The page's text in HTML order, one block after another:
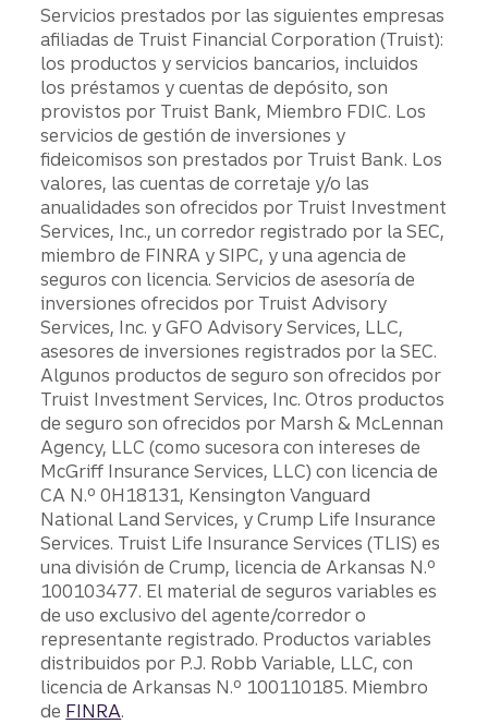
Servicios prestados por las siguientes empresas
afiliadas de Truist Financial Corporation (Truist):
los productos y servicios bancarios, incluidos
los préstamos y cuentas de depósito, son
provistos por Truist Bank, Miembro FDIC. Los
servicios de gestión de inversiones y
fideicomisos son prestados por Truist Bank. Los
valores, las cuentas de corretaje y/o las
anualidades son ofrecidos por Truist Investment
Services, Inc., un corredor registrado por la SEC,
miembro de FINRA y SIPC, y una agencia de
seguros con licencia. Servicios de asesoría de
inversiones ofrecidos por Truist Advisory
Services, Inc. y GFO Advisory Services, LLC,
asesores de inversiones registrados por la SEC.
Algunos productos de seguro son ofrecidos por
Truist Investment Services, Inc. Otros productos
de seguro son ofrecidos por Marsh & McLennan
Agency, LLC (como sucesora con intereses de
McGriff Insurance Services, LLC) con licencia de
CA N.º 0H18131, Kensington Vanguard
National Land Services, y Crump Life Insurance
Services. Truist Life Insurance Services (TLIS) es
una división de Crump, licencia de Arkansas N.º
100103477. El material de seguros variables es
de uso exclusivo del agente/corredor o
representante registrado. Productos variables
distribuidos por P.J. Robb Variable, LLC, con
licencia de Arkansas N.º 100110185. Miembro
de FINRA.